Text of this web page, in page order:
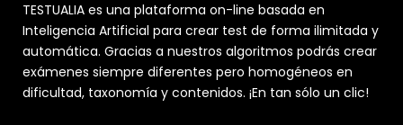
TESTUALIA es una plataforma on-line basada en
Inteligencia Artificial para crear test de forma ilimitada y
automática. Gracias a nuestros algoritmos podrás crear
exámenes siempre diferentes pero homogéneos en
dificultad, taxonomía y contenidos. ¡En tan sólo un clic!